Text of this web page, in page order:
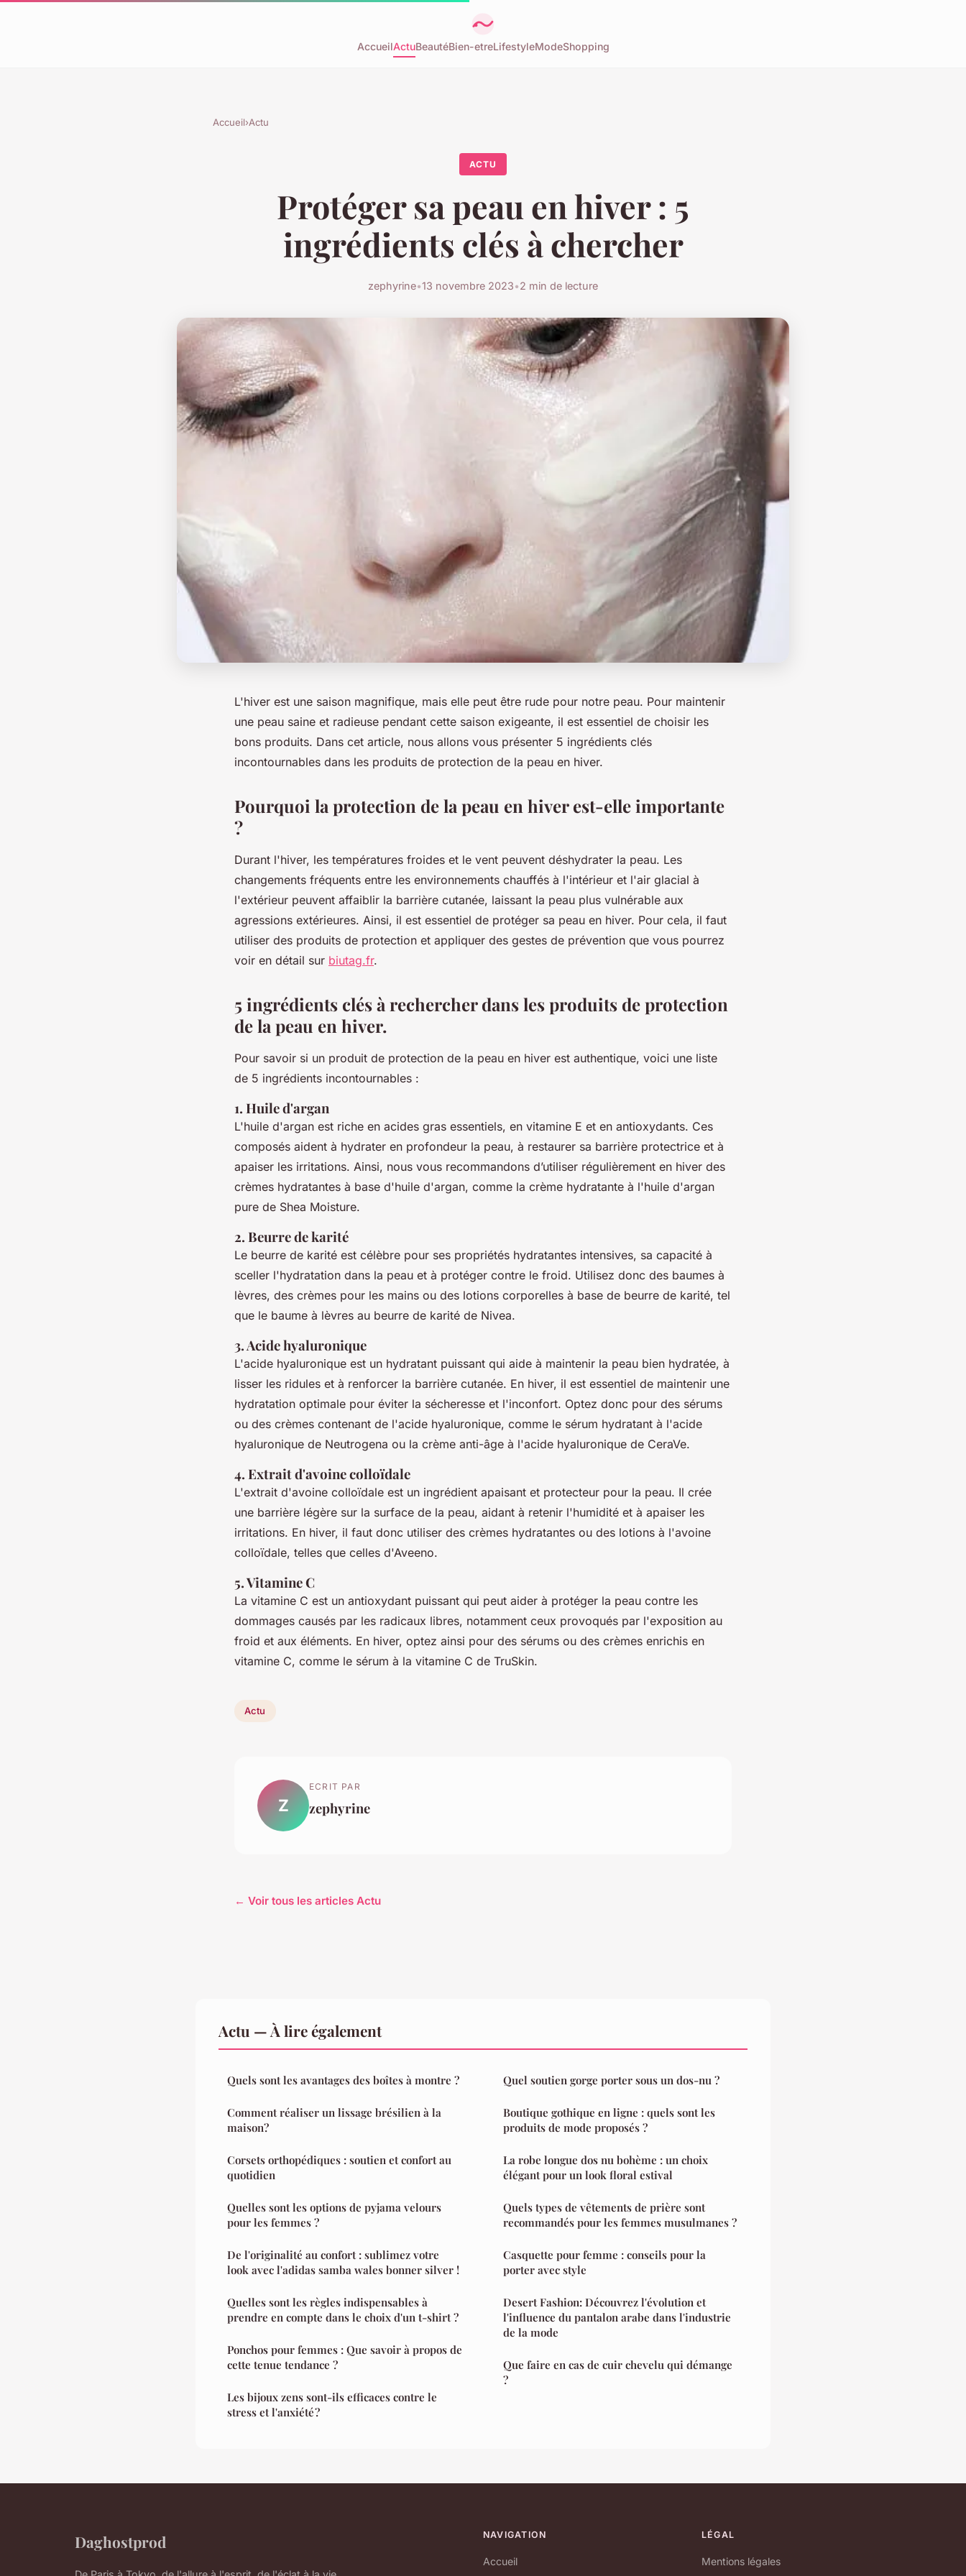
AccueilActuBeautéBien-etreLifestyleModeShopping
Accueil›Actu
ACTU
Protéger sa peau en hiver : 5
ingrédients clés à chercher
zephyrine•13 novembre 2023•2 min de lecture
L'hiver est une saison magnifique, mais elle peut être rude pour notre peau. Pour maintenir
une peau saine et radieuse pendant cette saison exigeante, il est essentiel de choisir les
bons produits. Dans cet article, nous allons vous présenter 5 ingrédients clés
incontournables dans les produits de protection de la peau en hiver.
Pourquoi la protection de la peau en hiver est-elle importante
?
Durant l'hiver, les températures froides et le vent peuvent déshydrater la peau. Les
changements fréquents entre les environnements chauffés à l'intérieur et l'air glacial à
l'extérieur peuvent affaiblir la barrière cutanée, laissant la peau plus vulnérable aux
agressions extérieures. Ainsi, il est essentiel de protéger sa peau en hiver. Pour cela, il faut
utiliser des produits de protection et appliquer des gestes de prévention que vous pourrez
voir en détail sur biutag.fr.
5 ingrédients clés à rechercher dans les produits de protection
de la peau en hiver.
Pour savoir si un produit de protection de la peau en hiver est authentique, voici une liste
de 5 ingrédients incontournables :
1. Huile d'argan
L'huile d'argan est riche en acides gras essentiels, en vitamine E et en antioxydants. Ces
composés aident à hydrater en profondeur la peau, à restaurer sa barrière protectrice et à
apaiser les irritations. Ainsi, nous vous recommandons d’utiliser régulièrement en hiver des
crèmes hydratantes à base d'huile d'argan, comme la crème hydratante à l'huile d'argan
pure de Shea Moisture.
2. Beurre de karité
Le beurre de karité est célèbre pour ses propriétés hydratantes intensives, sa capacité à
sceller l'hydratation dans la peau et à protéger contre le froid. Utilisez donc des baumes à
lèvres, des crèmes pour les mains ou des lotions corporelles à base de beurre de karité, tel
que le baume à lèvres au beurre de karité de Nivea.
3. Acide hyaluronique
L'acide hyaluronique est un hydratant puissant qui aide à maintenir la peau bien hydratée, à
lisser les ridules et à renforcer la barrière cutanée. En hiver, il est essentiel de maintenir une
hydratation optimale pour éviter la sécheresse et l'inconfort. Optez donc pour des sérums
ou des crèmes contenant de l'acide hyaluronique, comme le sérum hydratant à l'acide
hyaluronique de Neutrogena ou la crème anti-âge à l'acide hyaluronique de CeraVe.
4. Extrait d'avoine colloïdale
L'extrait d'avoine colloïdale est un ingrédient apaisant et protecteur pour la peau. Il crée
une barrière légère sur la surface de la peau, aidant à retenir l'humidité et à apaiser les
irritations. En hiver, il faut donc utiliser des crèmes hydratantes ou des lotions à l'avoine
colloïdale, telles que celles d'Aveeno.
5. Vitamine C
La vitamine C est un antioxydant puissant qui peut aider à protéger la peau contre les
dommages causés par les radicaux libres, notamment ceux provoqués par l'exposition au
froid et aux éléments. En hiver, optez ainsi pour des sérums ou des crèmes enrichis en
vitamine C, comme le sérum à la vitamine C de TruSkin.
Actu
Z
ECRIT PAR
zephyrine
← Voir tous les articles Actu
Actu — À lire également
Quels sont les avantages des boîtes à montre ?
Comment réaliser un lissage brésilien à la
maison?
Corsets orthopédiques : soutien et confort au
quotidien
Quelles sont les options de pyjama velours
pour les femmes ?
De l'originalité au confort : sublimez votre
look avec l'adidas samba wales bonner silver !
Quelles sont les règles indispensables à
prendre en compte dans le choix d'un t-shirt ?
Ponchos pour femmes : Que savoir à propos de
cette tenue tendance ?
Les bijoux zens sont-ils efficaces contre le
stress et l'anxiété ?
Quel soutien gorge porter sous un dos-nu ?
Boutique gothique en ligne : quels sont les
produits de mode proposés ?
La robe longue dos nu bohème : un choix
élégant pour un look floral estival
Quels types de vêtements de prière sont
recommandés pour les femmes musulmanes ?
Casquette pour femme : conseils pour la
porter avec style
Desert Fashion: Découvrez l'évolution et
l'influence du pantalon arabe dans l'industrie
de la mode
Que faire en cas de cuir chevelu qui démange
?
Daghostprod NAVIGATION
Accueil
LÉGAL
Mentions légales